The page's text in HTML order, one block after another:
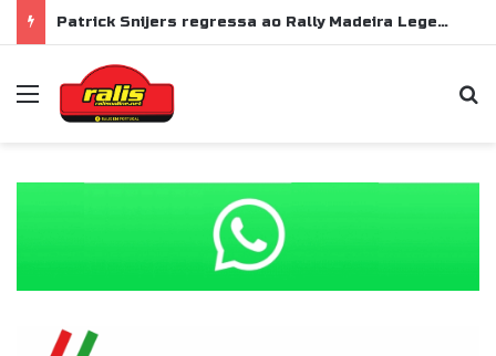
Patrick Snijers regressa ao Rally Madeira Legend com Ford Sierra RS Cosworth
Menu